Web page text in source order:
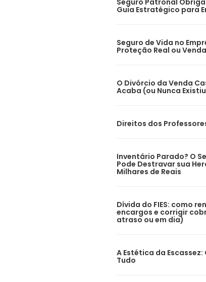
Seguro Patronal
Guia Estratégico para
Seguro de Vida no
Proteção Real ou
O Divórcio da Venda
Acaba (ou Nunca
Direitos dos
Inventário Parado? O
Pode Destravar sua
Milhares de Reais
Dívida do FIES: como
encargos e corrigir
atraso ou em dia)
A Estética da
Tudo